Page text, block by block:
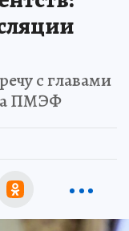
с главами
ПМЭФ